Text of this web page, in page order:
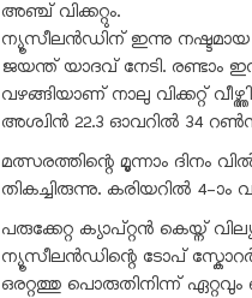
അഞ്ച് വിക്കറ്റും.
ന്യൂസീലൻഡിന് ഇന്നു നഷ്ടമായ
ജയന്ത് യാദവ് നേടി. രണ്ടാം
വഴങ്ങിയാണ് നാലു വിക്കറ്റ്
അശ്വിൻ 22.3 ഓവറിൽ 34 റൺസ്
മത്സരത്തിന്റെ മൂന്നാം ദിനം
തികച്ചിരുന്നു. കരിയറിൽ 4–ാം
പരുക്കേറ്റ ക്യാപ്റ്റൻ കെയ്ന‍്
ന്യൂസീലൻഡിന്റെ ടോപ്
ഒരറ്റത്തു പൊരുതിനിന്ന്